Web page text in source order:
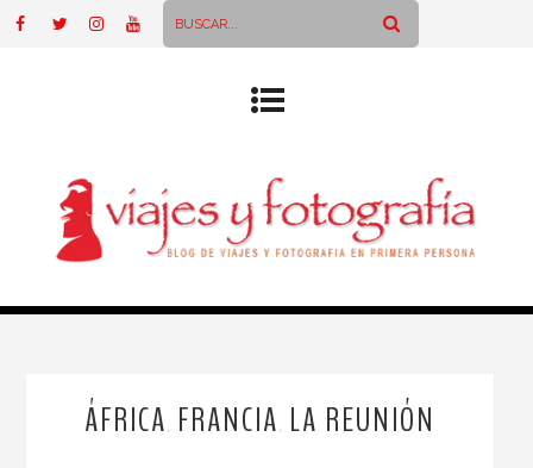
ÁFRICA FRANCIA LA REUNIÓN